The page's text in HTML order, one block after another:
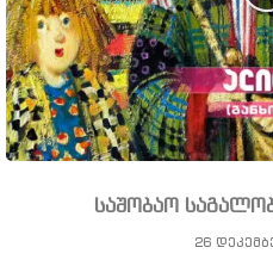
საშობაო
26